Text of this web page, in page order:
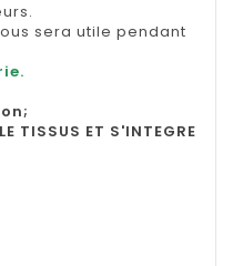
sera utile pendant
TISSUS ET S'INTEGRE